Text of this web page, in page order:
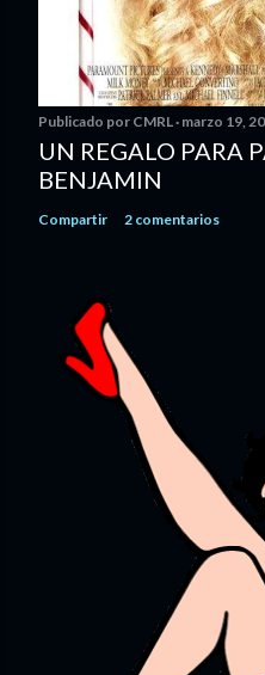
Publicado por CMRL marzo 19,
UN REGALO PARA
BENJAMIN
Compartir 2 comentarios